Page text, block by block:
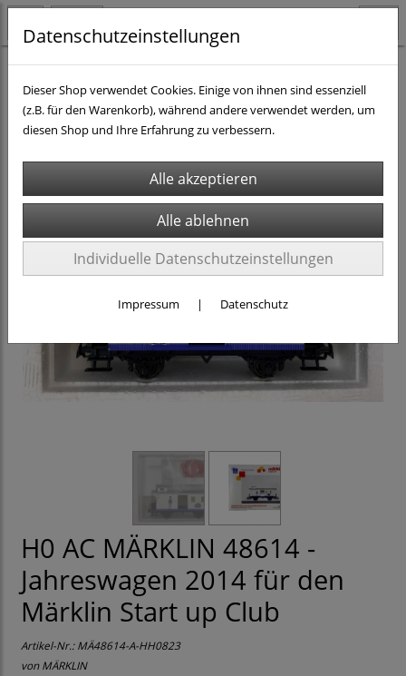
H0 AC MÄRKLIN 48614 -
Jahreswagen 2014 für den
Märklin Start up Club
Artikel-Nr.:MÄ48614-A-HH0823
vonMÄRKLIN
Datenschutzeinstellungen
Dieser Shop verwendet Cookies. Einige von ihnen sind essenziell
(z.B. für den Warenkorb), während andere verwendet werden, um
diesen Shop und Ihre Erfahrung zu verbessern.
Individuelle Datenschutzeinstellungen
Impressum | Datenschutz